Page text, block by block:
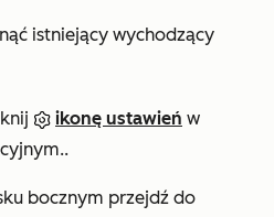
istniejący wychodzący
ikonę ustawień w
bocznym przejdź do